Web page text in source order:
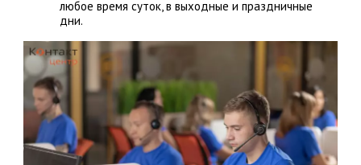
любое время суток, в выходные и праздничные
дни.